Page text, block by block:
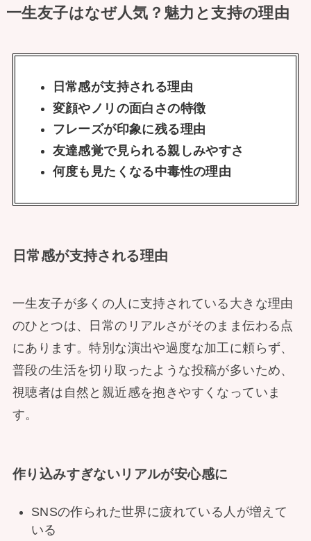
一生友子はなぜ人気？魅力と支持の理由
日常感が支持される理由
変顔やノリの面白さの特徴
フレーズが印象に残る理由
友達感覚で見られる親しみやすさ
何度も見たくなる中毒性の理由
日常感が支持される理由
一生友子が多くの人に支持されている大きな理由
のひとつは、日常のリアルさがそのまま伝わる点
にあります。特別な演出や過度な加工に頼らず、
普段の生活を切り取ったような投稿が多いため、
視聴者は自然と親近感を抱きやすくなっていま
す。
作り込みすぎないリアルが安心感に
SNSの作られた世界に疲れている人が増えて
いる